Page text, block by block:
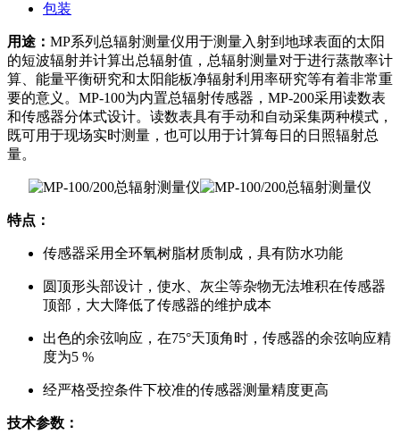
包装
用途： MP系列总辐射测量仪用于测量入射到地球表面的太阳
的短波辐射并计算出总辐射值，总辐射测量对于进行蒸散率计
算、能量平衡研究和太阳能板净辐射利用率研究等有着非常重
要的意义。MP-100为内置总辐射传感器，MP-200采用读数表
和传感器分体式设计。读数表具有手动和自动采集两种模式，
既可用于现场实时测量，也可以用于计算每日的日照辐射总
量。
特点：
传感器采用全环氧树脂材质制成，具有防水功能
圆顶形头部设计，使水、灰尘等杂物无法堆积在传感器
顶部，大大降低了传感器的维护成本
出色的余弦响应，在75°天顶角时，传感器的余弦响应精
度为5 %
经严格受控条件下校准的传感器测量精度更高
技术参数：